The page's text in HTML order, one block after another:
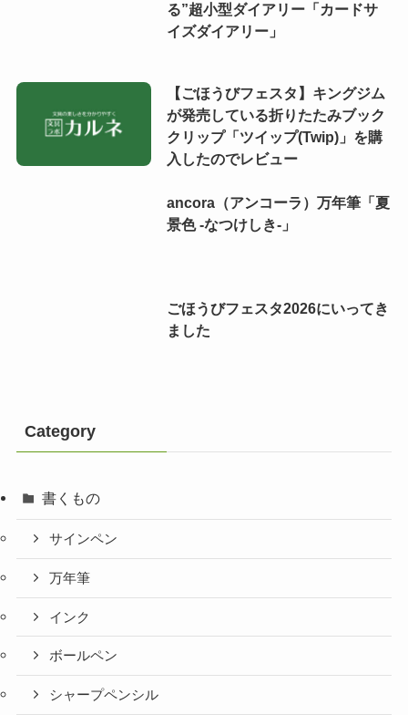
る”超小型ダイアリー「カードサ
イズダイアリー」
【ごほうびフェスタ】キングジム
が発売している折りたたみブック
クリップ「ツイップ(Twip)」を購
入したのでレビュー
ancora（アンコーラ）万年筆「夏
景色 -なつけしき-」
ごほうびフェスタ2026にいってき
ました
Category
書くもの
サインペン
万年筆
インク
ボールペン
シャープペンシル